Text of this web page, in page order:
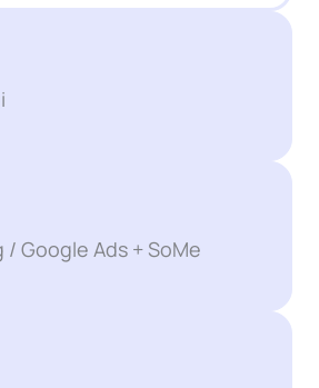
Google Ads + SoMe